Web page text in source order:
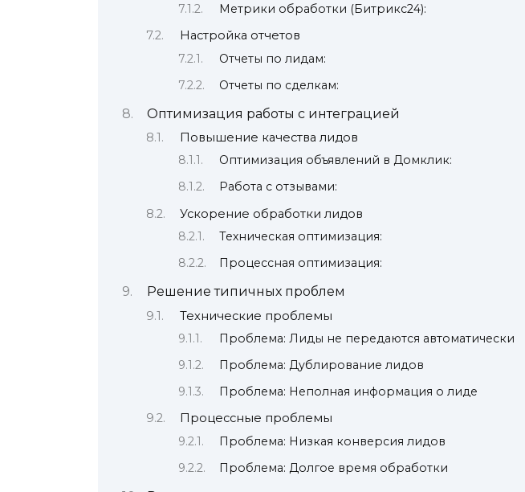
Метрики обработки (Битрикс24):
Настройка отчетов
Отчеты по лидам:
Отчеты по сделкам:
Оптимизация работы с интеграцией
Повышение качества лидов
Оптимизация объявлений в Домклик:
Работа с отзывами:
Ускорение обработки лидов
Техническая оптимизация:
Процессная оптимизация:
Решение типичных проблем
Технические проблемы
Проблема: Лиды не передаются автоматически
Проблема: Дублирование лидов
Проблема: Неполная информация о лиде
Процессные проблемы
Проблема: Низкая конверсия лидов
Проблема: Долгое время обработки